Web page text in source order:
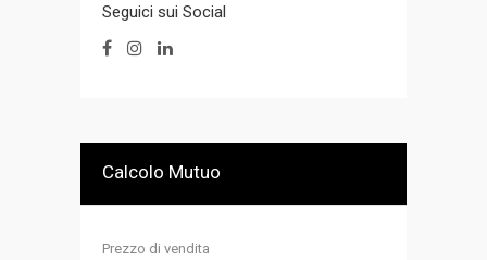
Seguici sui Social
Calcolo Mutuo
Prezzo di vendita